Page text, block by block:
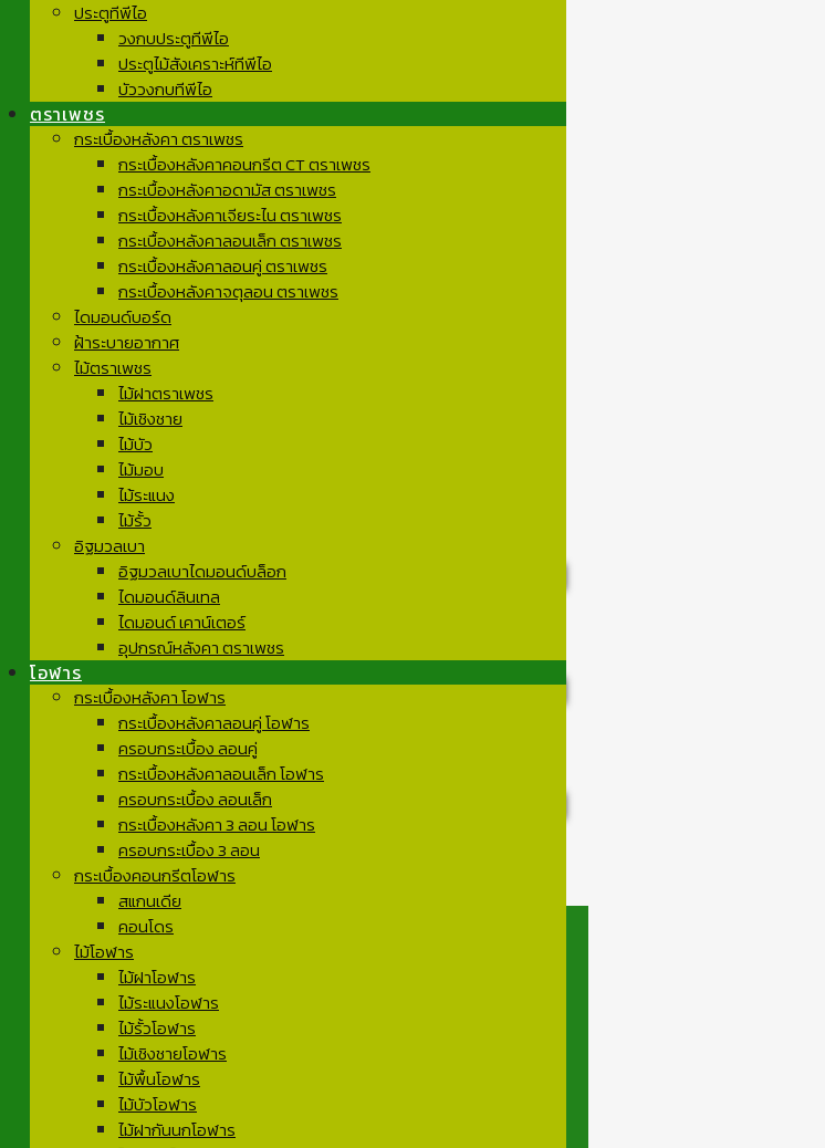
ประตูทีพีไอ
วงกบประตูทีพีไอ
ประตูไม้สังเคราะห์ทีพีไอ
บัววงกบทีพีไอ
ตราเพชร
กระเบื้องหลังคา ตราเพชร
กระเบื้องหลังคาคอนกรีต CT ตราเพชร
กระเบื้องหลังคาอดามัส ตราเพชร
กระเบื้องหลังคาเจียระไน ตราเพชร
กระเบื้องหลังคาลอนเล็ก ตราเพชร
กระเบื้องหลังคาลอนคู่ ตราเพชร
กระเบื้องหลังคาจตุลอน ตราเพชร
ไดมอนด์บอร์ด
ฝ้าระบายอากาศ
ไม้ตราเพชร
ไม้ฝาตราเพชร
ไม้เชิงชาย
ไม้บัว
ไม้มอบ
ไม้ระแนง
ไม้รั้ว
อิฐมวลเบา
อิฐมวลเบาไดมอนด์บล็อก
ไดมอนด์ลินเทล
ไดมอนด์ เคาน์เตอร์
อุปกรณ์หลังคา ตราเพชร
โอฬาร
กระเบื้องหลังคา โอฬาร
กระเบื้องหลังคาลอนคู่ โอฬาร
ครอบกระเบื้อง ลอนคู่
กระเบื้องหลังคาลอนเล็ก โอฬาร
ครอบกระเบื้อง ลอนเล็ก
กระเบื้องหลังคา 3 ลอน โอฬาร
ครอบกระเบื้อง 3 ลอน
กระเบื้องคอนกรีตโอฬาร
สแกนเดีย
คอนโดร
ไม้โอฬาร
ไม้ฝาโอฬาร
ไม้ระแนงโอฬาร
ไม้รั้วโอฬาร
ไม้เชิงชายโอฬาร
ไม้พื้นโอฬาร
ไม้บัวโอฬาร
ไม้ฝากันนกโอฬาร